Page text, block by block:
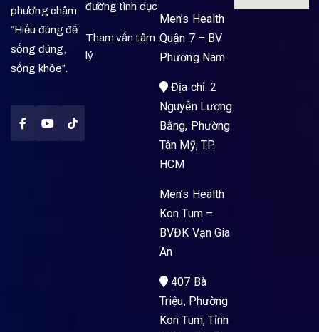
phương châm
“Hiểu đúng để
sống đúng,
sống khỏe”.
đường tình dục
Tham vấn tâm
lý
Men’s Health
Quận 7 – BV
Phương Nam
Địa chỉ: 2
Nguyễn Lương
Bằng, Phường
Tân Mỹ, TP.
HCM
Men’s Health
Kon Tum –
BVĐK Vạn Gia
An
407 Bà
Triệu, Phường
Kon Tum, Tỉnh